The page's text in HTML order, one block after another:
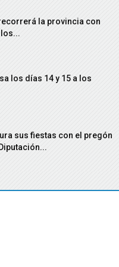
la provincia con
los días 14 y 15 a los
sus fiestas con el pregón